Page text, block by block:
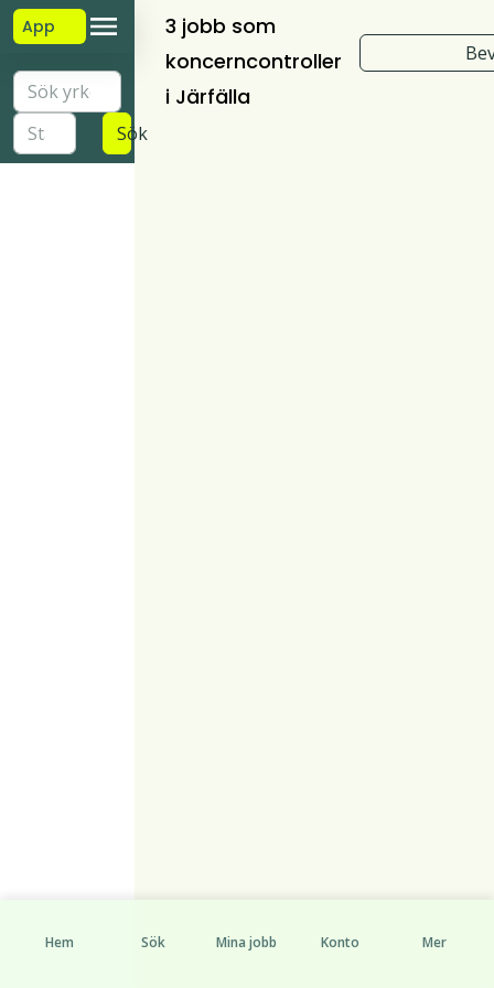
App
Sök
3 jobb som
koncerncontroller
i Järfälla
Hem Sök Mina jobb Konto Mer